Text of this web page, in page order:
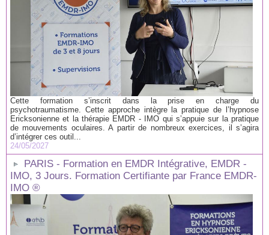
Cette formation s’inscrit dans la prise en charge du
psychotraumatisme. Cette approche intègre la pratique de l’hypnose
Ericksonienne et la thérapie EMDR - IMO qui s’appuie sur la pratique
de mouvements oculaires. A partir de nombreux exercices, il s’agira
d’intégrer ces outil...
24/05/2027
PARIS - Formation en EMDR Intégrative, EMDR -
IMO, 3 Jours. Formation Certifiante par France EMDR-
IMO ®